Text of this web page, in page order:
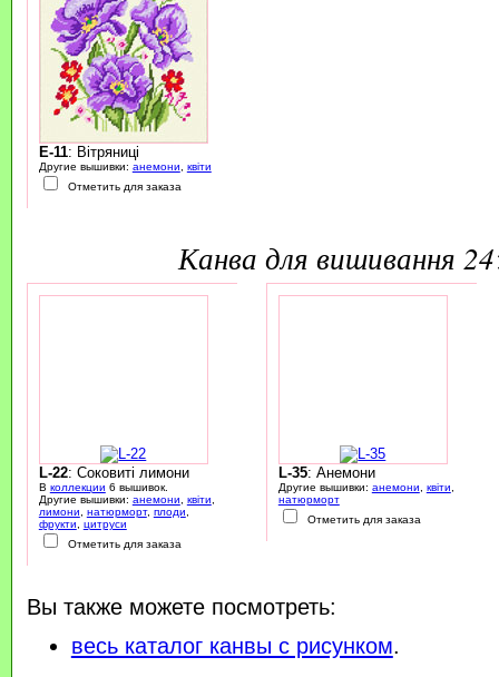
E-11: Вітряниці
Другие вышивки: анемони
квіти
Отметить для заказа
канва для вишивання
L-22: Соковиті лимони
В коллекции 6 вышивок.
Другие вышивки: анемони квіти
лимони
натюрморт, плоди
фрукти
цитруси
Отметить для заказа
L-35: Анемони
Другие вышивки: анемони квіти
натюрморт
Отметить для заказа
Вы также можете посмотреть:
весь каталог канвы с рисунком.